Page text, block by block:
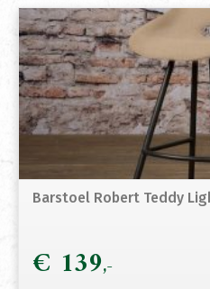
Barstoel Robert Teddy
€ 139